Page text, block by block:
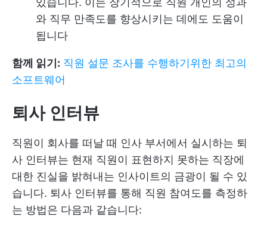
와 직무 만족도를 향상시키는 데에도 도움이
됩니다
함께 읽기: 직원 설문 조사를 수행하기위한 최고의
소프트웨어
퇴사 인터뷰
직원이 회사를 떠날 때 인사 부서에서 실시하는 퇴
사 인터뷰는 현재 직원이 표현하지 못하는 직장에
대한 진실을 밝혀내는 인사이트의 금광이 될 수 있
습니다. 퇴사 인터뷰를 통해 직원 참여도를 측정하
는 방법은 다음과 같습니다: